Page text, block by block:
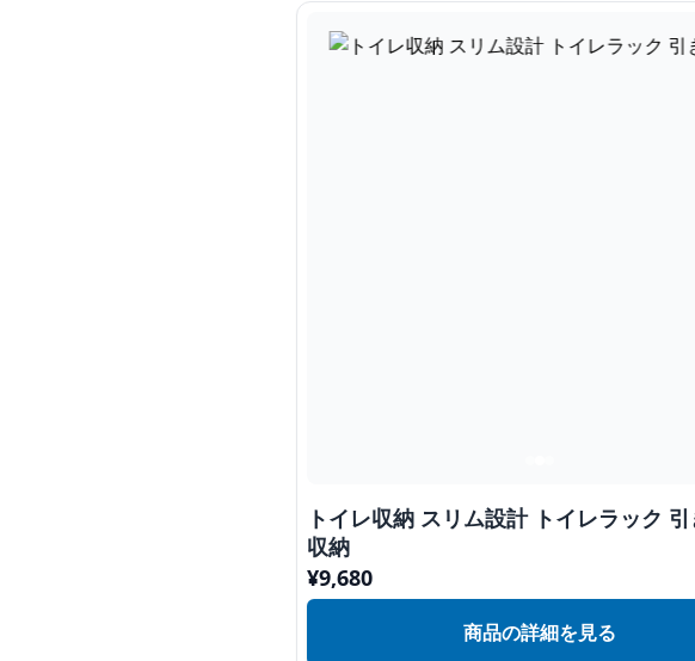
トイレ収納 スリム設計 トイレラック
収納
¥9,680
商品の詳細を見る